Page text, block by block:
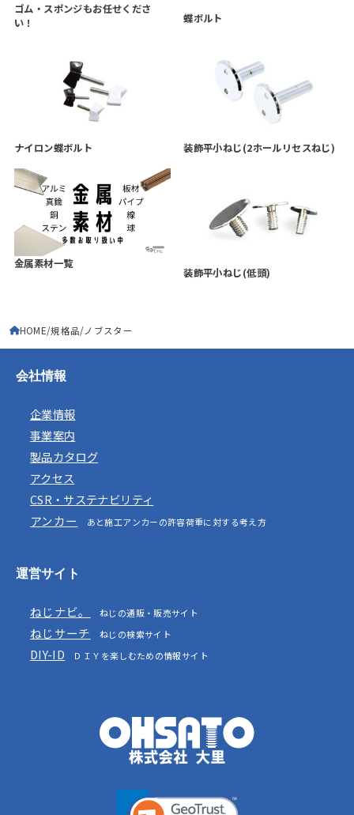
ゴム・スポンジもお任せくださ
い！
蝶ボルト
ナイロン蝶ボルト 装飾平小ねじ(2ホールリセスねじ)
金属素材一覧
装飾平小ねじ(低頭)
HOME 規格品 ノブスター
会社情報
企業情報
事業案内
製品カタログ
アクセス
CSR・サステナビリティ
アンカー
あと施工アンカーの許容荷重に対する考え方
運営サイト
ねじナビ。 ねじの通販・販売サイト
ねじサーチ ねじの検索サイト
DIY-ID ＤＩＹを楽しむための情報サイト